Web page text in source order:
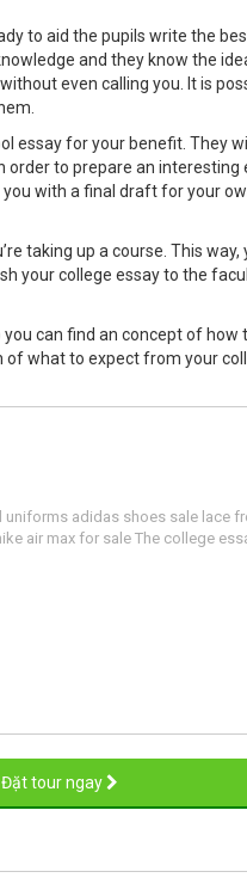
to aid the pupils write the
and they know the
even calling you. It is
essay for your benefit. They
to prepare an interesting
with a final draft for your
taking up a course. This way,
your college essay to the
can find an concept of how
of what to expect from your
uniforms adidas shoes sale lace
air max for sale The college
Đặt tour ngay